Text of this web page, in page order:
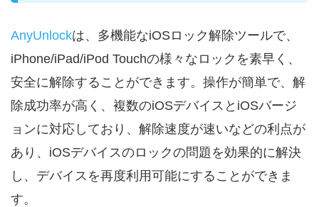
AnyUnlockは、多機能なiOSロック解除ツールで、
iPhone/iPad/iPod Touchの様々なロックを素早く、
安全に解除することができます。操作が簡単で、解
除成功率が高く、複数のiOSデバイスとiOSバージ
ョンに対応しており、解除速度が速いなどの利点が
あり、iOSデバイスのロックの問題を効果的に解決
し、デバイスを再度利用可能にすることができま
す。